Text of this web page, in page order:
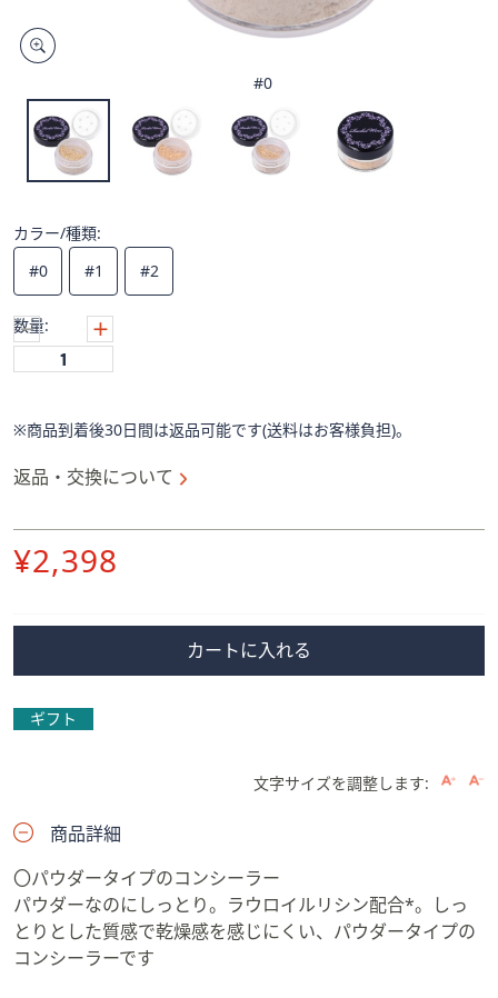
イ
ス
右
イ
プ
し
て
閲
覧
き
す。
#0
カラー/種類:
#0
#1 #2
数量:
※商品到着後30日間は返品可能です(送料はお客様負担)。
返品・交換について
削
¥2,398
カートに入れる
ギフト
文字サイズを調整します:
商品詳細
〇パウダータイプのコンシーラー
パウダーなのにしっとり。ラウロイルリシン配合*。しっ
とりとした質感で乾燥感を感じにくい、パウダータイプの
コンシーラーです